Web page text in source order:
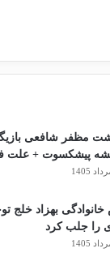
مظفر شافعی
پیشکسوت + علت
بهزاد خلج
را جلب کرد